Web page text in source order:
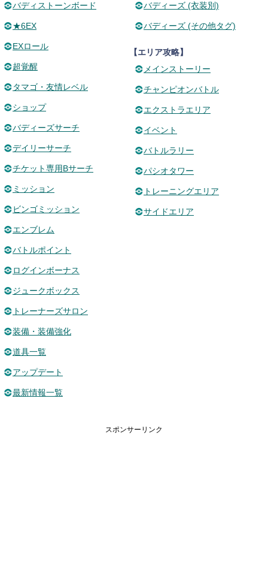
バディストーンボード
★6EX
EXロール
超覚醒
タマゴ・友情レベル
ショップ
バディーズサーチ
デイリーサーチ
チケット専用Bサーチ
ミッション
ビンゴミッション
エンブレム
バトルポイント
ログインボーナス
ジュークボックス
トレーナーズサロン
装備・装備強化
道具一覧
アップデート
最新情報一覧
バディーズ (衣装別)
バディーズ (その他タグ)
【エリア攻略】
メインストーリー
チャンピオンバトル
エクストラエリア
イベント
バトルラリー
パシオタワー
トレーニングエリア
サイドエリア
スポンサーリンク